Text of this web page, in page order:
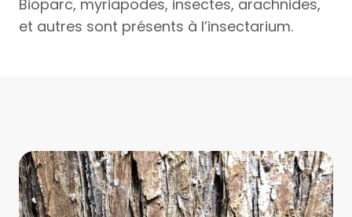
Bioparc, myriapodes, insectes, arachnides,
et autres sont présents à l’insectarium.